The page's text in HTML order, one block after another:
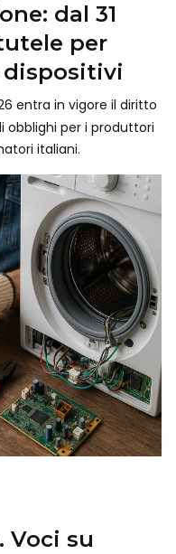
dal 31
per
entra in vigore il diritto
obblighi per i produttori
italiani.
Voci su